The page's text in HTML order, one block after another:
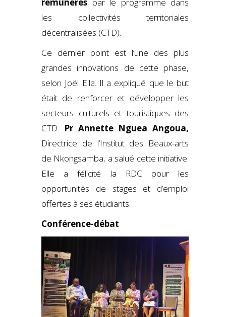
les collectivités territoriales
décentralisées (CTD).
Ce dernier point est l’une des plus
grandes innovations de cette phase,
selon Joël Ella. Il a expliqué que le but
était de renforcer et développer les
secteurs culturels et touristiques des
CTD. Pr Annette Nguea Angoua,
Directrice de l’Institut des Beaux-arts
de Nkongsamba, a salué cette initiative.
Elle a félicité la RDC pour les
opportunités de stages et d’emploi
offertes à ses étudiants.
Conférence-débat